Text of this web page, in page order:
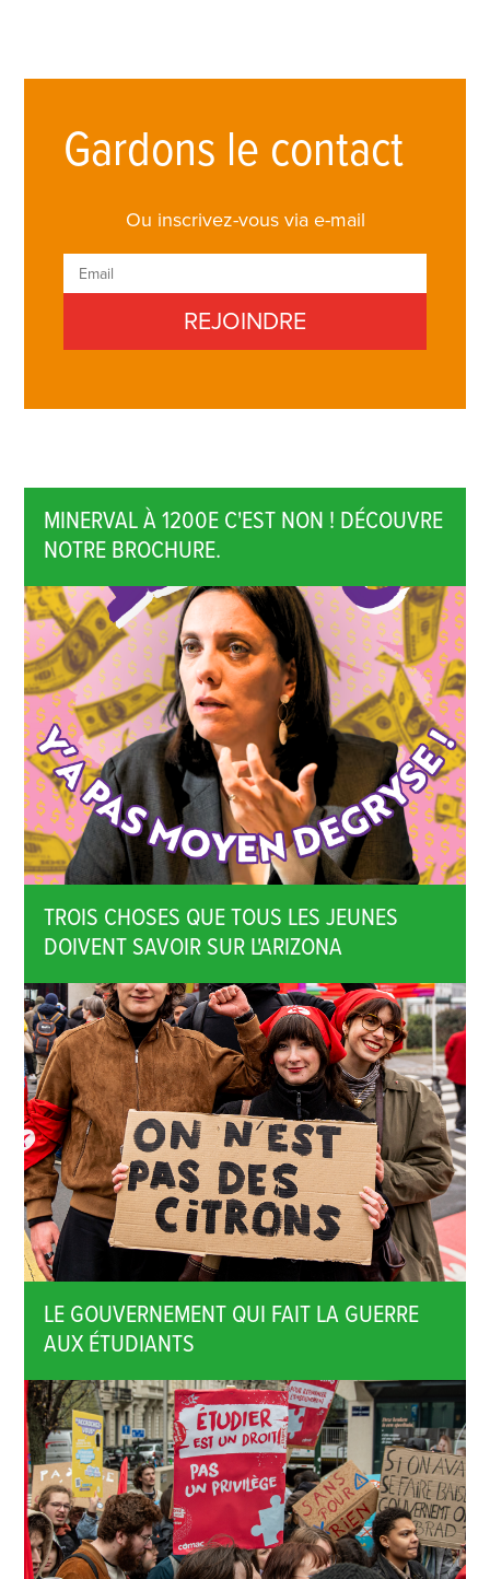
Gardons le contact
Ou inscrivez-vous via e-mail
MINERVAL À 1200E C'EST NON ! DÉCOUVRE
NOTRE BROCHURE.
TROIS CHOSES QUE TOUS LES JEUNES
DOIVENT SAVOIR SUR L'ARIZONA
LE GOUVERNEMENT QUI FAIT LA GUERRE
AUX ÉTUDIANTS